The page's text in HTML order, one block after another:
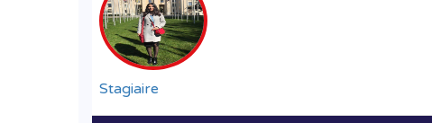
Stagiaire